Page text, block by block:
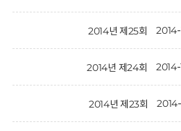
2014년 제25회
2014년 제24회
2014년 제23회